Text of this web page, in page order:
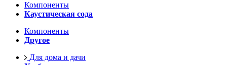
Компоненты
Каустическая сода
Компоненты
Другое
Для дома и дачи